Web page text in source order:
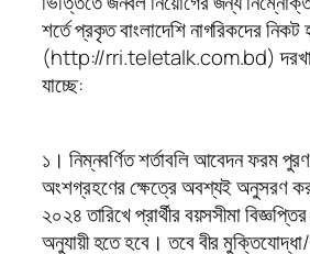
শর্তে প্রকৃত বাংলাদেশি নাগরিকদের
(http://rri.teletalk.com.bd)
যাচ্ছে:
১। নিম্নবর্ণিত শর্তাবলি আবেদন ফরম
অংশগ্রহণের ক্ষেত্রে অবশ্যই অনুসরণ
২০২৪ তারিখে প্রার্থীর বয়সসীমা
অনুযায়ী হতে হবে। তবে বীর